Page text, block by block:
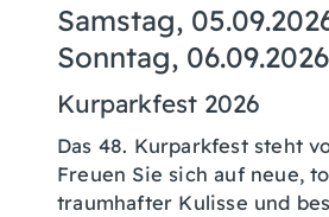
Samstag,
Sonntag, 06.09.2026
Kurparkfest 2026
Das 48. Kurparkfest steht
Freuen Sie sich auf neue,
traumhafter Kulisse und